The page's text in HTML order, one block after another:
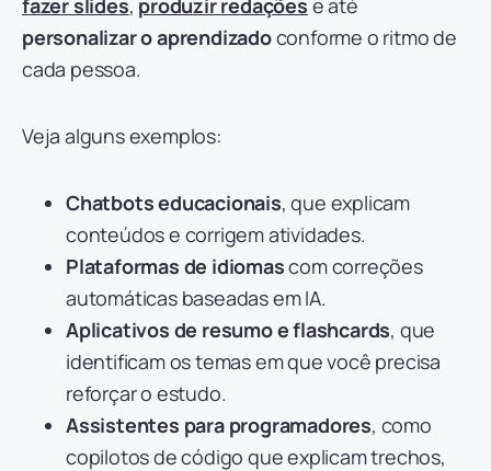
fazer slides, produzir redações e até
personalizar o aprendizadoconforme o ritmo de
cada pessoa.
Veja alguns exemplos:
Chatbots educacionais, que explicam
conteúdos e corrigem atividades.
Plataformas de idiomascom correções
automáticas baseadas em IA.
Aplicativos de resumo e flashcards, que
identificam os temas em que você precisa
reforçar o estudo.
Assistentes para programadores, como
copilotos de código que explicam trechos,